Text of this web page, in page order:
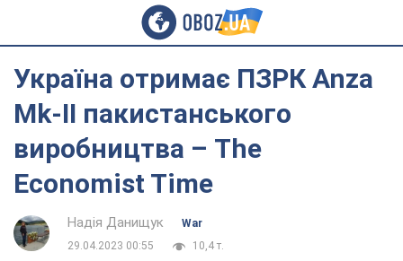
Україна отримає ПЗРК Anza
Mk-II пакистанського
виробництва – The
Economist Time
Надія Данищук
War
29.04.2023 00:55
10,4 т.